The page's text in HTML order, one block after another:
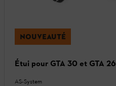
NOUVEAUTÉ
Étui pour GTA 30 et GTA 26
AS-System